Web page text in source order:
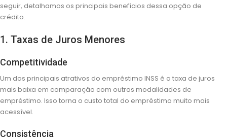
seguir, detalhamos os principais benefícios dessa opção de
crédito.
1. Taxas de Juros Menores
Competitividade
Um dos principais atrativos do empréstimo INSS é a taxa de juros
mais baixa em comparação com outras modalidades de
empréstimo. Isso torna o custo total do empréstimo muito mais
acessível.
Consistência